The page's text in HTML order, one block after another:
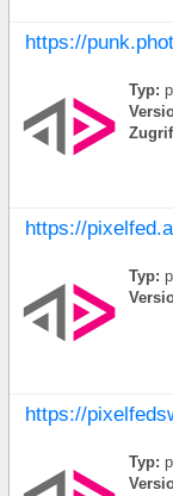
https://
Typ:
https://
Typ:
https://
Typ: